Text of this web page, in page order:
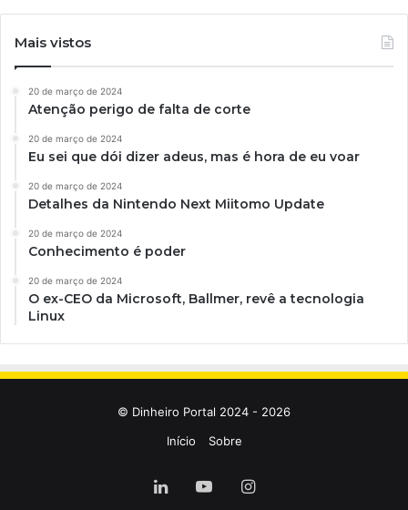
Mais vistos
20 de março de 2024
Atenção perigo de falta de corte
20 de março de 2024
Eu sei que dói dizer adeus, mas é hora de eu voar
20 de março de 2024
Detalhes da Nintendo Next Miitomo Update
20 de março de 2024
Conhecimento é poder
20 de março de 2024
O ex-CEO da Microsoft, Ballmer, revê a tecnologia
Linux
© Dinheiro Portal 2024 - 2026
Início
Sobre
LinkedinYouTubeInstagram